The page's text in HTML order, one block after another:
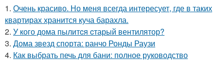
1. Очень красиво. Но меня всегда интересует, где в таких
квартирах хранится куча барахла.
2. У кого дома пылитcя cтарый вентилятор?
3. Дома звезд спорта: ранчо Ронды Раузи
4. Как выбрать печь для бани: полное руководство